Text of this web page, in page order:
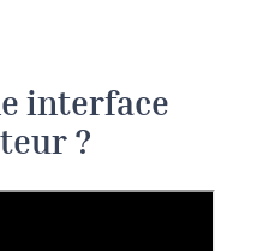
interface
?